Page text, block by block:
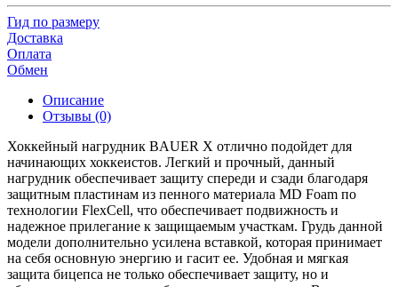
Гид по размеру
Доставка
Оплата
Обмен
Описание
Отзывы (0)
Хоккейный нагрудник BAUER X отлично подойдет для
начинающих хоккеистов. Легкий и прочный, данный
нагрудник обеспечивает защиту спереди и сзади благодаря
защитным пластинам из пенного материала MD Foam по
технологии FlexCell, что обеспечивает подвижность и
надежное прилегание к защищаемым участкам. Грудь данной
модели дополнительно усилена вставкой, которая принимает
на себя основную энергию и гасит ее. Удобная и мягкая
защита бицепса не только обеспечивает защиту, но и